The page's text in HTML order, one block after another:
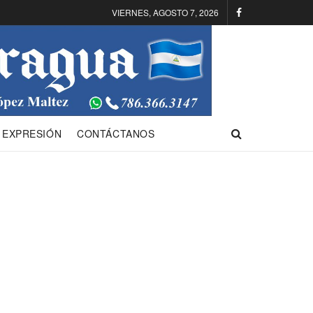
VIERNES, AGOSTO 7, 2026
CONTÁCTANOS